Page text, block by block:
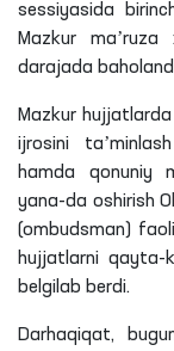
sessiyasida
Mazkur
darajada
Mazkur
ijrosini
hamda qonuniy
yana-da oshirish
(ombudsman)
hujjatlarni qayta-
belgilab berdi.
Darhaqiqat,